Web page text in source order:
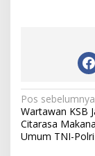
N
a
v
Pos sebelumnya
Wartawan KSB
Citarasa
Umum TNI-Polri